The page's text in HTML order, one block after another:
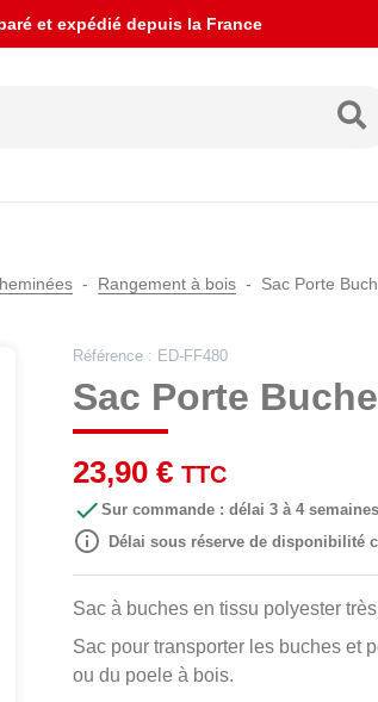
Actualités de livraison
Rangement à bois Sac Porte
Référence : ED-FF480
Sac Porte
23,90 € TTC
 Sur commande : délai 3 à 4 semaines
 Délai sous réserve de disponibilité
Sac à buches en tissu polyester
Sac pour transporter les buches et
ou du poele à bois.